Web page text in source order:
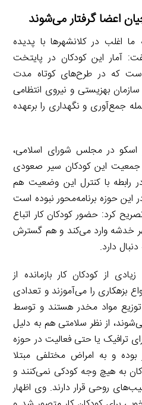
اعضا گرفتار می‌شوند
ما اغلب در کلانشهرها با پدیده
آمار این کودکان در پایتخت
که در طرح‌های کوتاه مدت
بهزیستی و نیروی انتظامی
جمع‌آوری و نگهداری را برعهده
و اسکو در مجلس شورای اسلامی،
جمعیت این کودکان سیر صعودی
رابطه با کنترل این وضعیت هم
این حوزه برنامه‌محور نبوده است
کرد: حضور کودکان کار اتباع
خدشه وارد می‌کند و هم گسترش
دارد.
از کودکان کار بازمانده از
بزهکاری را می‌آموزند و تعدادی
توزیع مواد مخدر هستند و توسط
از نظر سلامتی هم به دلیل
ترافیک یا حتی فعالیت در حوزه
و به امراض مختلفی مبتلا
به هیچ وجه کودکی نمی‌کنند و
روحی قرار دارند. وی اظهار